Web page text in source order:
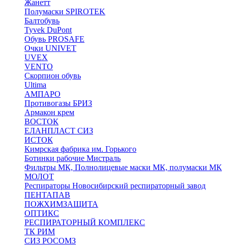
Жанетт
Полумаски SPIROTEK
Балтобувь
Tyvek DuPont
Обувь PROSAFE
Очки UNIVET
UVEX
VENTO
Скорпион обувь
Ultima
АМПАРО
Противогазы БРИЗ
Армакон крем
ВОСТОК
ЕЛАНПЛАСТ СИЗ
ИСТОК
Кимрская фабрика им. Горького
Ботинки рабочие Мистраль
Фильтры МК, Полнолицевые маски МК, полумаски МК
МОЛОТ
Респираторы Новосибирский респираторный завод
ПЕНТАПАВ
ПОЖХИМЗАЩИТА
ОПТИКС
РЕСПИРАТОРНЫЙ КОМПЛЕКС
ТК РИМ
СИЗ РОСОМЗ